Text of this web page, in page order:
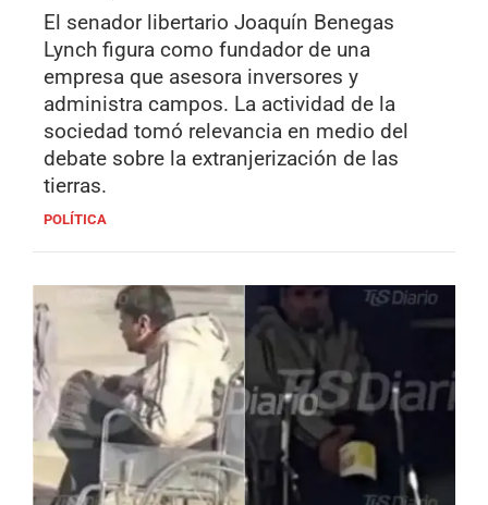
El senador libertario Joaquín Benegas
Lynch figura como fundador de una
empresa que asesora inversores y
administra campos. La actividad de la
sociedad tomó relevancia en medio del
debate sobre la extranjerización de las
tierras.
POLÍTICA